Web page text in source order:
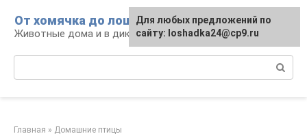
контенту
От хомячка до лошади
Животные дома и в дикой природе
Главная » Домашние птицы
Для любых предложений по
сайту: loshadka24@cp9.ru